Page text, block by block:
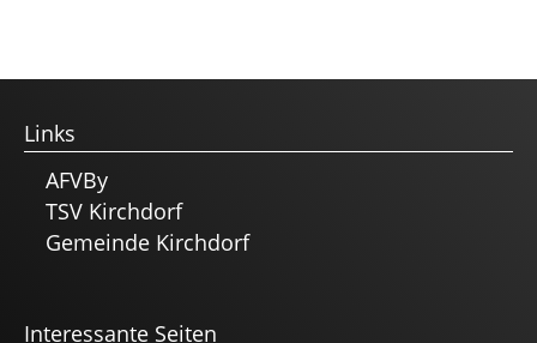
Links
AFVBy
TSV Kirchdorf
Gemeinde Kirchdorf
Interessante Seiten